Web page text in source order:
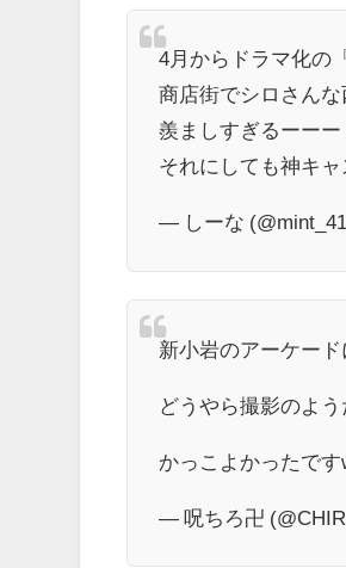
4月からドラマ化の
商店街でシロさん
羨ましすぎるーー
それにしても神キャ
— しーな
新小岩のアーケード
どうやら撮影のよう
かっこよかったです
— 呪ちろ卍